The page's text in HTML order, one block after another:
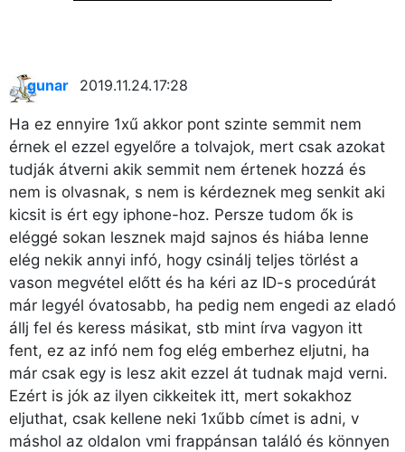
gunar 2019.11.24. 17:28
Ha ez ennyire 1xű akkor pont szinte semmit nem
érnek el ezzel egyelőre a tolvajok, mert csak azokat
tudják átverni akik semmit nem értenek hozzá és
nem is olvasnak, s nem is kérdeznek meg senkit aki
kicsit is ért egy iphone-hoz. Persze tudom ők is
eléggé sokan lesznek majd sajnos és hiába lenne
elég nekik annyi infó, hogy csinálj teljes törlést a
vason megvétel előtt és ha kéri az ID-s procedúrát
már legyél óvatosabb, ha pedig nem engedi az eladó
állj fel és keress másikat, stb mint írva vagyon itt
fent, ez az infó nem fog elég emberhez eljutni, ha
már csak egy is lesz akit ezzel át tudnak majd verni.
Ezért is jók az ilyen cikkeitek itt, mert sokakhoz
eljuthat, csak kellene neki 1xűbb címet is adni, v
máshol az oldalon vmi frappánsan találó és könnyen